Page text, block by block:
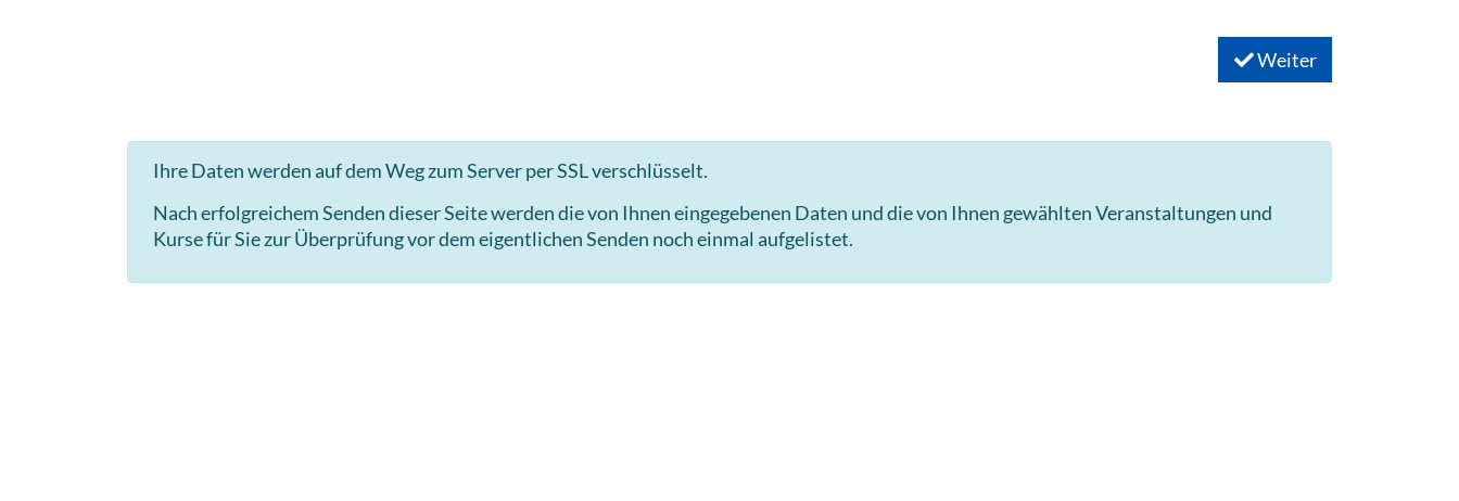
Weiter
Ihre Daten werden auf dem Weg zum Server per SSL verschlüsselt.
Nach erfolgreichem Senden dieser Seite werden die von Ihnen eingegebenen Daten und die von Ihnen gewählten Veranstaltungen und
Kurse für Sie zur Überprüfung vor dem eigentlichen Senden noch einmal aufgelistet.